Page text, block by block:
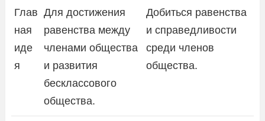
Глав
ная
иде
я
Для достижения
равенства между
членами общества
и развития
бесклассового
общества.
Добиться равенства
и справедливости
среди членов
общества.